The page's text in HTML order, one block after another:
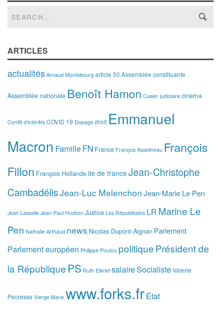
ARTICLES
actualités Arnaud Montebourg article 50 Assemblée constituante
Assemblée nationale Benoît Hamon Casier judiciaire cinema
Conflit d'intérêts COVID 19 Dopage droit Emmanuel
Macron FamilleFN France François Asselineau François
Fillon François Hollande Ile de france Jean-Christophe
CambadélisJean-Luc MelenchonJean-Marie Le Pen
Jean Lassalle Jean Paul Huchon Justice Les Républicains LR Marine Le
Pen Nathalie Arthaud news Nicolas Dupont-Aignan Parlement
Parlement européen Philippe Poutou politiquePrésident de
la République PS Ruth Elkrief salaireSocialisteValerie
Pecresse Vierge Marie www.forks.frÉtat